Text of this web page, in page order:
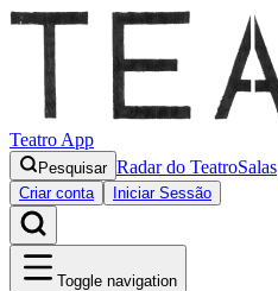
Teatro App
Pesquisar Radar do TeatroSalas
Criar conta Iniciar Sessão
Toggle navigation